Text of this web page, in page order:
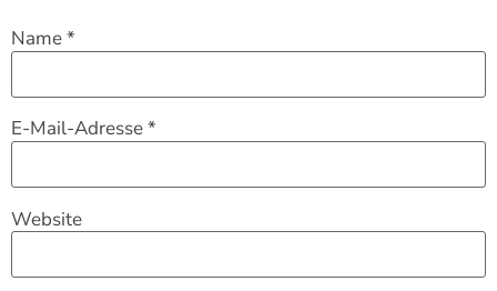
Name*
E-Mail-Adresse*
Website